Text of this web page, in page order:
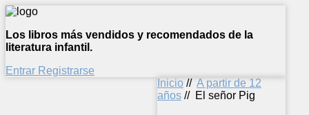
Los libros más vendidos y recomendados de la
literatura infantil.
Entrar Registrarse
Inicio // A partir de 12
años // El señor Pig